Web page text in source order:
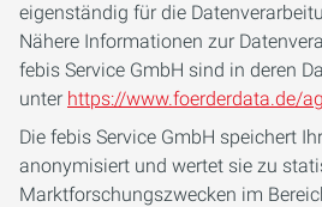
eigenständig für die
Nähere Informationen zur
febis Service GmbH sind in deren
unter https://www.foerderdata.de/
Die febis Service GmbH speichert
anonymisiert und wertet sie zu
Marktforschungszwecken im